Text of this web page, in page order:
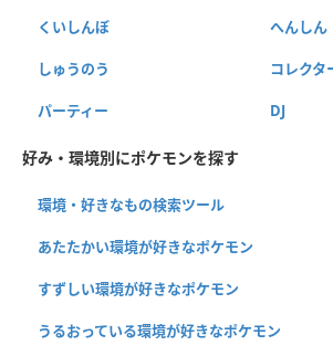
くいしんぼ へんしん
しゅうのう コレクタ
パーティー DJ
好み・環境別にポケモンを探す
環境・好きなもの検索ツール
あたたかい環境が好きなポケモン
すずしい環境が好きなポケモン
うるおっている環境が好きなポケモン